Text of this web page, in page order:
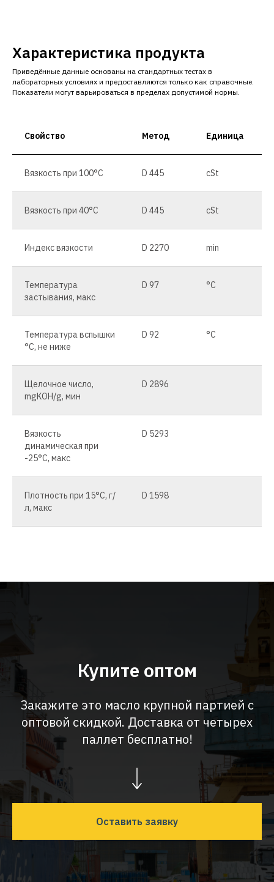
Характеристика продукта
Приведённые данные основаны на стандартных тестах в
лабораторных условиях и предоставляются только как справочные.
Показатели могут варьироваться в пределах допустимой нормы.
Свойство Метод Единица
Вязкость при 100°C D 445 cSt
Вязкость при 40°C D 445 cSt
Индекс вязкости D 2270 min
Температура
застывания, макс
D 97 °C
Температура вспышки
°C, не ниже
D 92 °C
Щелочное число,
mgKOH/g, мин
D 2896
Вязкость
динамическая при
-25°C, макс
D 5293
Плотность при 15°C, г/
л, макс
D 1598
Купите оптом
Закажите это масло крупной партией с
оптовой скидкой. Доставка от четырех
паллет бесплатно!
Оставить заявку